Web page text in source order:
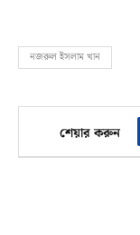
নজরুল ইসলাম খান
শেয়ার করুন